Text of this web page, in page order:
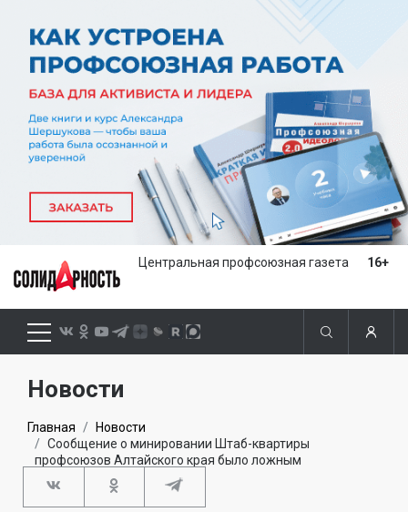
Центральная профсоюзная газета 16+
Новости
Главная
Новости
Сообщение о минировании Штаб-квартиры
профсоюзов Алтайского края было ложным